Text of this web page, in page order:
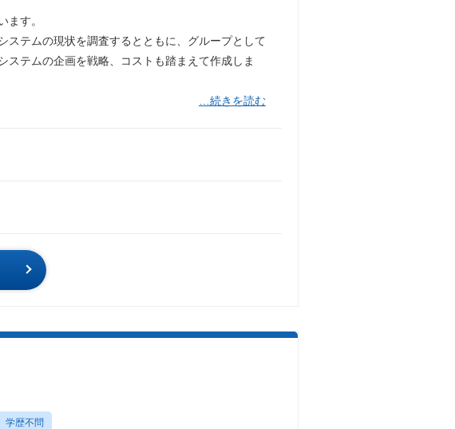
ます。
ステムの現状を調査するとともに、グループとして
ステムの企画を戦略、コストも踏まえて作成しま
…続きを読む
学歴不問